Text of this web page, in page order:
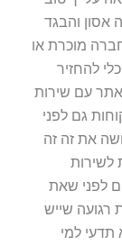
אסון והבגד
מוכרת או
להחזיר
עם שירות
גם לפני
את זה זה
לשירות
לפני שאת
רגועה שייש
תדעי למי